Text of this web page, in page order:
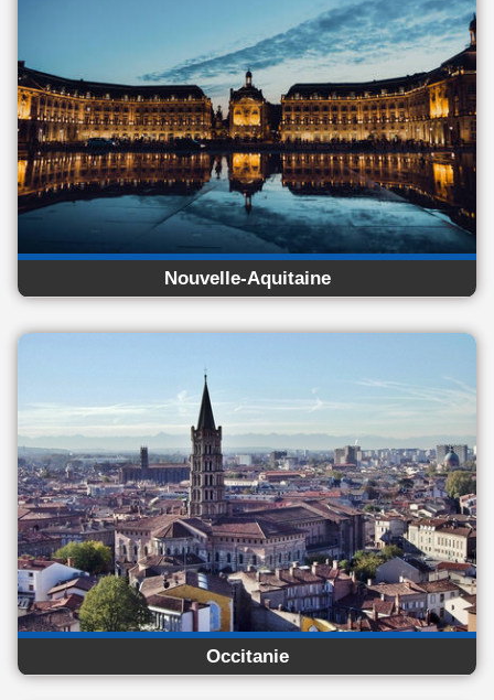
Nouvelle-Aquitaine
Occitanie